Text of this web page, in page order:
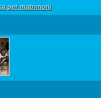
per matrimoni